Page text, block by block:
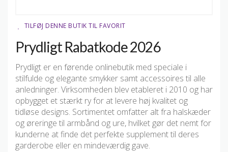
TILFØJ DENNE BUTIK TIL FAVORIT
Prydligt Rabatkode 2026
Prydligt er en førende onlinebutik med speciale i
stilfulde og elegante smykker samt accessoires til alle
anledninger. Virksomheden blev etableret i 2010 og har
opbygget et stærkt ry for at levere høj kvalitet og
tidløse designs. Sortimentet omfatter alt fra halskæder
og øreringe til armbånd og ure, hvilket gør det nemt for
kunderne at finde det perfekte supplement til deres
garderobe eller en mindeværdig gave.